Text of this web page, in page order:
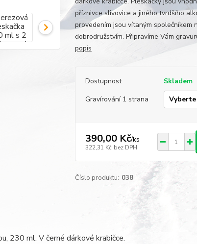
příznivce slivovice a jiného tvrdšího
provedením jsou vítaným společníkem
dobrodružstvím. Připravíme Vám
popis
Dostupnost
Skladem
Gravírování 1 strana
390,00 Kč/ks
322,31 Kč bez DPH
Číslo produktu: 038
230 ml. V černé dárkové krabičce.